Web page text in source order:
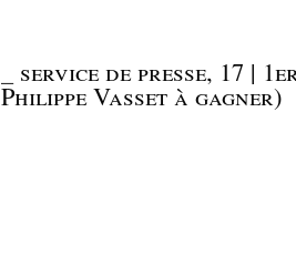
service de presse, 17 |
Philippe Vasset à gagner)